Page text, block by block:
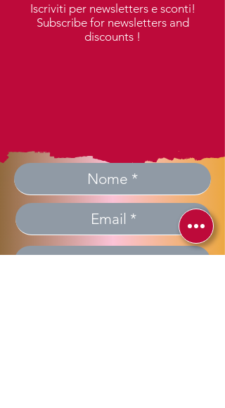
Iscriviti per newsletters e sconti!
Subscribe for newsletters and
discounts !